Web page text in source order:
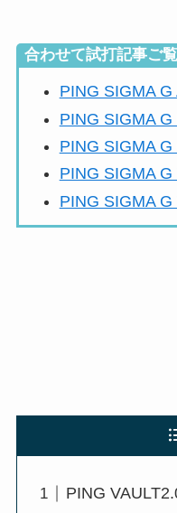
合わせて試打記事ご
PING SIGMA G
PING SIGMA
PING SIGMA G
PING SIGMA G
PING SIGMA
PING